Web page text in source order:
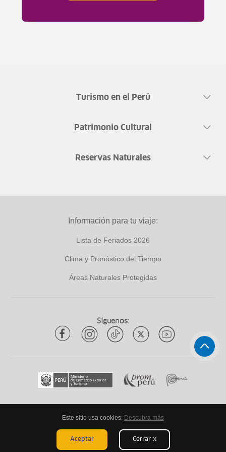
Turismo en el Perú
Patrimonio Cultural
Reservas Naturales
Información para tu viaje:
Lista de Feriados 2026
Clima y Pronóstico del Tiempo
Áreas Naturales Protegidas
Síguenos:
Todos los derechos reservadosytuqueplanes 2026
Mapa de Sitio Aviso Legal Términos Legales
Este sitio usa cookies: Descubra más
Aceptar Cerrar x